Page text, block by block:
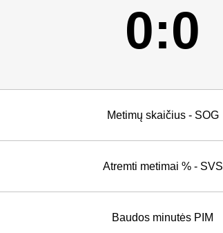
0:0
Metimų skaičius - SOG
Atremti metimai % - SVS
Baudos minutės PIM